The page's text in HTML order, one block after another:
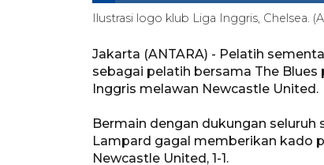
Ilustrasi logo klub Liga Inggris, Chelsea.
Jakarta (ANTARA) - Pelatih
sebagai pelatih bersama The
Inggris melawan Newcastle United.
Bermain dengan dukungan
Lampard gagal memberikan kado
Newcastle United, 1-1.